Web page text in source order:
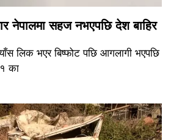
नेपालमा सहज नभएपछि देश बाहिर
लिक भएर बिष्फोट पछि आगलागी भएपछि
का